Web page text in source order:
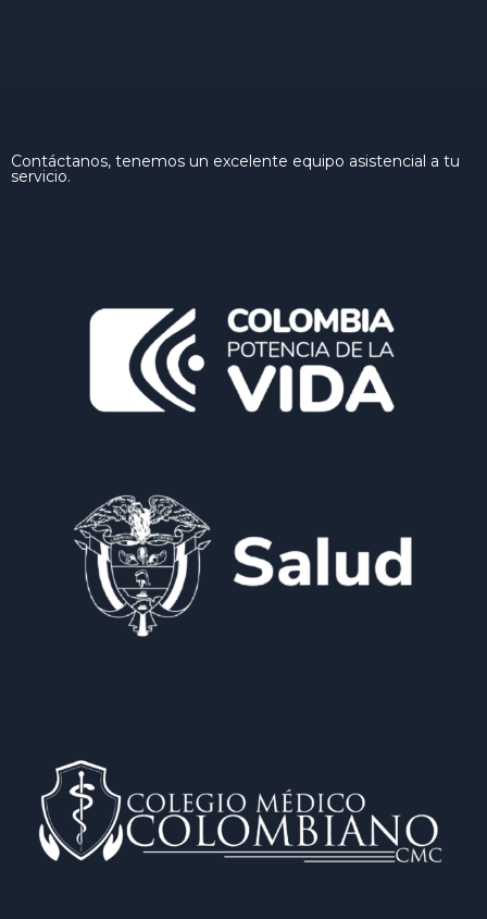
Contáctanos, tenemos un excelente equipo asistencial a tu
servicio.